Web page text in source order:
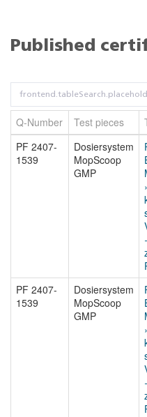
Published
Q-Number Test pieces
PF 2407-
1539
Dosiersystem
MopScoop
GMP
PF 2407-
1539
Dosiersystem
MopScoop
GMP